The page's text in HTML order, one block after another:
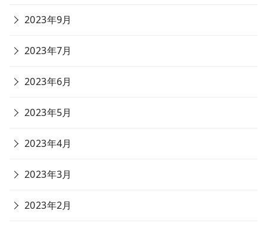
2023年9月
2023年7月
2023年6月
2023年5月
2023年4月
2023年3月
2023年2月